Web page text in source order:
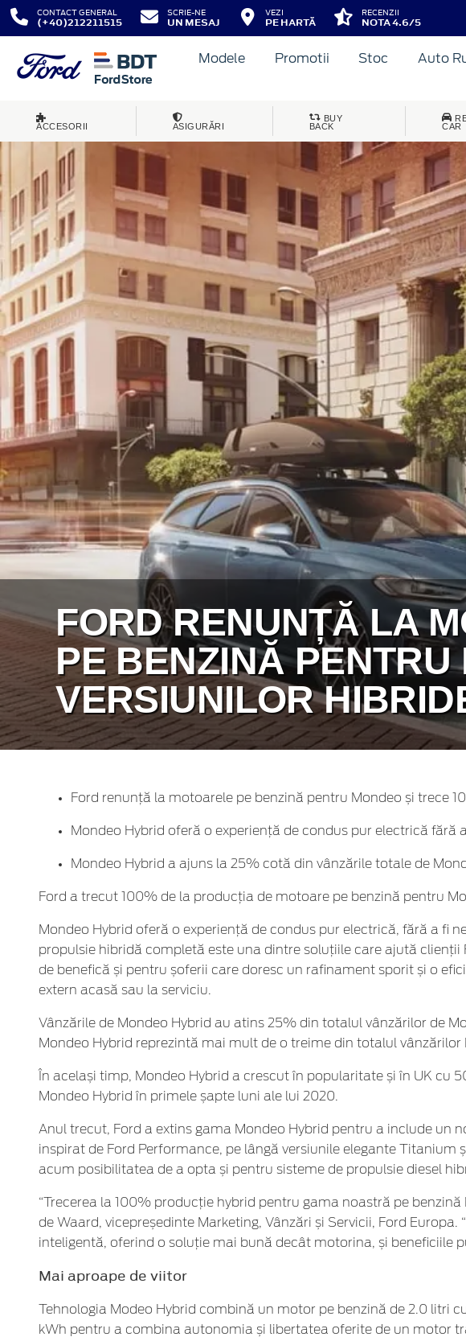
CONTACT GENERAL
(+40)212211515
SCRIE-NE
UN MESAJ
VEZI
PE HARTĂ
RECENZII
NOTA 4.6/5
Modele Promotii Stoc Auto
ACCESORII ASIGURĂRI
BUY
BACK
CAR
FORD RENUNȚĂ LA
PE BENZINĂ
VERSIUNILOR
Ford renunță la motoarele pe benzină pentru Mondeo și trece
Mondeo Hybrid oferă o experiență de condus pur electrică
Mondeo Hybrid a ajuns la 25% cotă din vânzările totale de
Ford a trecut 100% de la producția de motoare pe benzină pentru
Mondeo Hybrid oferă o experiență de condus pur electrică, fără a fi
propulsie hibridă completă este una dintre soluțiile care ajută
de benefică și pentru șoferii care doresc un rafinament sporit și o
extern acasă sau la serviciu.
Vânzările de Mondeo Hybrid au atins 25% din totalul vânzărilor de
Mondeo Hybrid reprezintă mai mult de o treime din totalul vânzărilor
În același timp, Mondeo Hybrid a crescut în popularitate și în UK
Mondeo Hybrid în primele șapte luni ale lui 2020.
Anul trecut, Ford a extins gama Mondeo Hybrid pentru a include un
inspirat de Ford Performance, pe lângă versiunile elegante Titanium
acum posibilitatea de a opta și pentru sisteme de propulsie diesel
“Trecerea la 100% producție hybrid pentru gama noastră pe
de Waard, vicepreședinte Marketing, Vânzări și Servicii, Ford
inteligentă, oferind o soluție mai bună decât motorina, și beneficiile
Mai aproape de viitor
Tehnologia Modeo Hybrid combină un motor pe benzină de 2.0 litri
kWh pentru a combina autonomia și libertatea oferite de un motor